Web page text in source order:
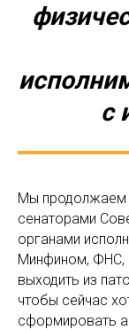
с
Мы продолжаем
сенаторами
органами
Минфином, ФНС,
выходить из
чтобы сейчас
сформировать